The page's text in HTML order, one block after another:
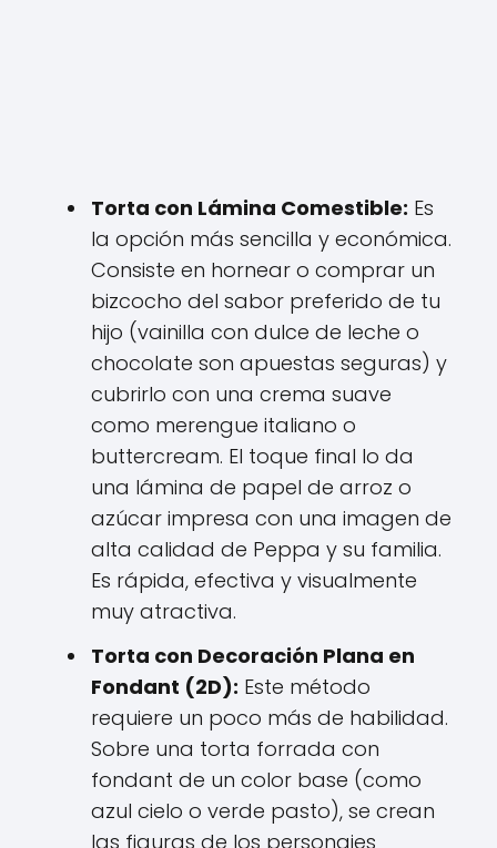
Torta con Lámina Comestible: Es
la opción más sencilla y económica.
Consiste en hornear o comprar un
bizcocho del sabor preferido de tu
hijo (vainilla con dulce de leche o
chocolate son apuestas seguras) y
cubrirlo con una crema suave
como merengue italiano o
buttercream. El toque final lo da
una lámina de papel de arroz o
azúcar impresa con una imagen de
alta calidad de Peppa y su familia.
Es rápida, efectiva y visualmente
muy atractiva.
Torta con Decoración Plana en
Fondant (2D): Este método
requiere un poco más de habilidad.
Sobre una torta forrada con
fondant de un color base (como
azul cielo o verde pasto), se crean
las figuras de los personajes